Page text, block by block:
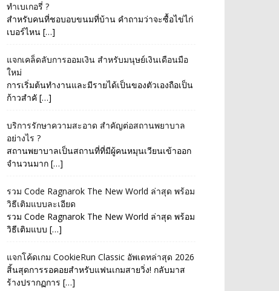
ทำเบเกอรี่ ?
สำหรับคนที่ชอบอบขนมที่บ้าน คำถามว่าจะซื้อไข่ไก่
เบอร์ไหน […]
แจกเคล็ดลับการออมเงิน สำหรับมนุษย์เงินเดือนมือ
ใหม่
การเริ่มต้นทำงานและมีรายได้เป็นของตัวเองถือเป็น
ก้าวสำคั […]
บริการรักษาความสะอาด สำคัญต่อสถานพยาบาล
อย่างไร ?
สถานพยาบาลเป็นสถานที่ที่มีผู้คนหมุนเวียนเข้าออก
จำนวนมาก […]
รวม Code Ragnarok The New World ล่าสุด พร้อม
วิธีเติมแบบละเอียด
รวม Code Ragnarok The New World ล่าสุด พร้อม
วิธีเติมแบบ […]
แจกโค้ดเกม CookieRun Classic อัพเดทล่าสุด 2026
สิ้นสุดการรอคอยสำหรับแฟนเกมสายวิ่ง! กลับมาส
ร้างปรากฏการ […]